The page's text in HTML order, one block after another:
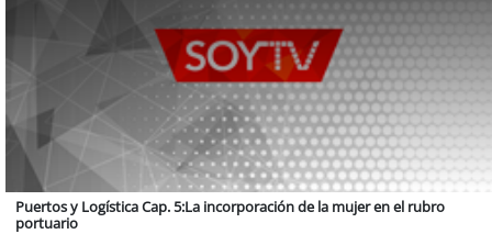
Puertos y Logística Cap. 5:La incorporación de la mujer en el rubro
portuario